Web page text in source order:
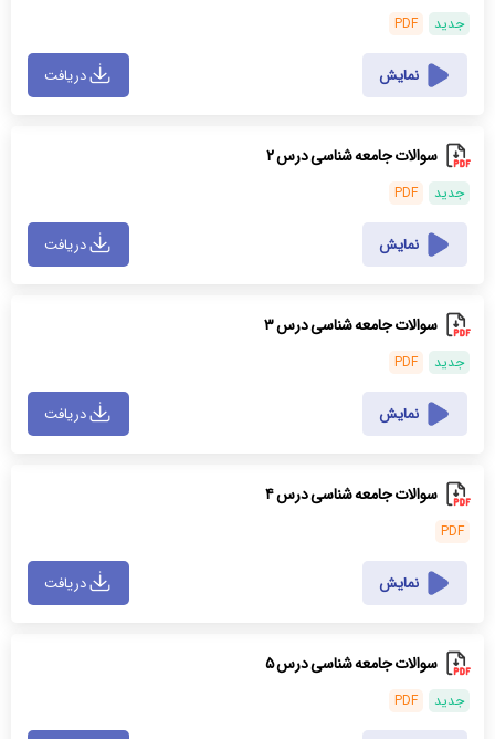
جدید PDF
نمایش دریافت
سوالات جامعه شناسی درس ۲
جدید PDF
نمایش دریافت
سوالات جامعه شناسی درس ۳
جدید PDF
نمایش دریافت
سوالات جامعه شناسی درس ۴
PDF
نمایش دریافت
سوالات جامعه شناسی درس ۵
جدید PDF